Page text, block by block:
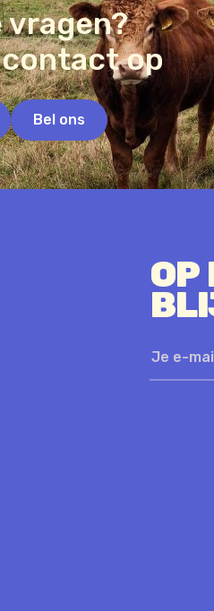
vragen?
op
Bel ons
OP